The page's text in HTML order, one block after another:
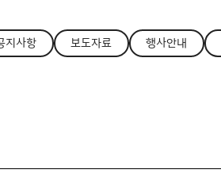
지사항 보도자료 행사안내